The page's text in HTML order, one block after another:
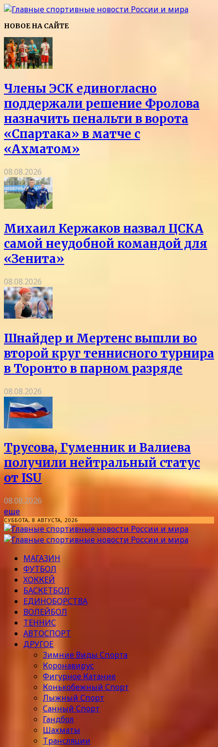
НОВОЕ НА САЙТЕ
Члены ЭСК единогласно
поддержали решение Фролова
назначить пенальти в ворота
«Спартака» в матче с
«Ахматом»
08.08.2026
Михаил Кержаков назвал ЦСКА
самой неудобной командой для
«Зенита»
08.08.2026
Шнайдер и Мертенс вышли во
второй круг теннисного турнира
в Торонто в парном разряде
08.08.2026
Трусова, Гуменник и Валиева
получили нейтральный статус
от ISU
08.08.2026
еще
СУББОТА, 8 АВГУСТА, 2026
МАГАЗИН
ФУТБОЛ
ХОККЕЙ
БАСКЕТБОЛ
ЕДИНОБОРСТВА
ВОЛЕЙБОЛ
ТЕННИС
АВТОСПОРТ
ДРУГОЕ
Зимние Виды Спорта
Коронавирус
Фигурное Катание
Конькобежный Спорт
Лыжный Спорт
Санный Спорт
Гандбол
Шахматы
Трансляции